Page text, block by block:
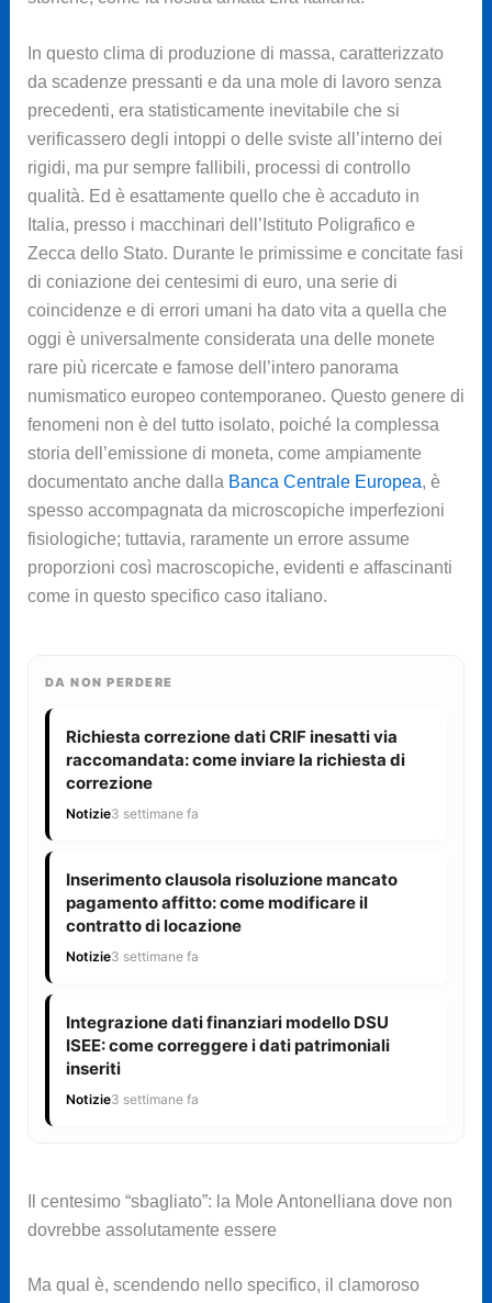
In questo clima di produzione di massa, caratterizzato
da scadenze pressanti e da una mole di lavoro senza
precedenti, era statisticamente inevitabile che si
verificassero degli intoppi o delle sviste all’interno dei
rigidi, ma pur sempre fallibili, processi di controllo
qualità. Ed è esattamente quello che è accaduto in
Italia, presso i macchinari dell’Istituto Poligrafico e
Zecca dello Stato. Durante le primissime e concitate fasi
di coniazione dei centesimi di euro, una serie di
coincidenze e di errori umani ha dato vita a quella che
oggi è universalmente considerata una delle monete
rare più ricercate e famose dell’intero panorama
numismatico europeo contemporaneo. Questo genere di
fenomeni non è del tutto isolato, poiché la complessa
storia dell’emissione di moneta, come ampiamente
documentato anche dalla Banca Centrale Europea, è
spesso accompagnata da microscopiche imperfezioni
fisiologiche; tuttavia, raramente un errore assume
proporzioni così macroscopiche, evidenti e affascinanti
come in questo specifico caso italiano.
DA NON PERDERE
Richiesta correzione dati CRIF inesatti via
raccomandata: come inviare la richiesta di
correzione
Notizie3 settimane fa
Inserimento clausola risoluzione mancato
pagamento affitto: come modificare il
contratto di locazione
Notizie3 settimane fa
Integrazione dati finanziari modello DSU
ISEE: come correggere i dati patrimoniali
inseriti
Notizie3 settimane fa
Il centesimo “sbagliato”: la Mole Antonelliana dove non
dovrebbe assolutamente essere
Ma qual è, scendendo nello specifico, il clamoroso